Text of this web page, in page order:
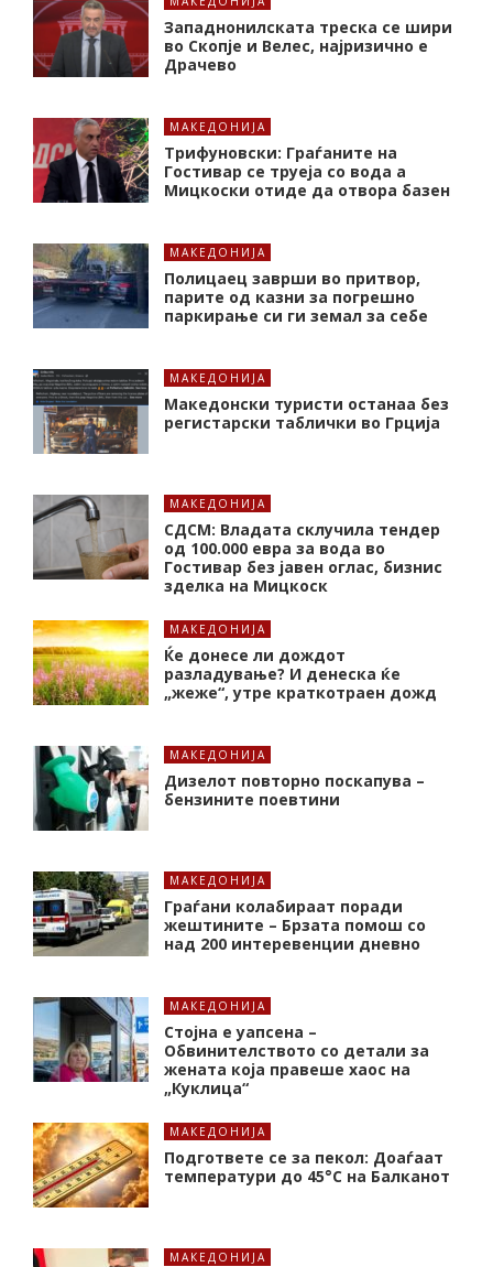
Западнонилската треска се шири
во Скопје и Велес, најризично е
Драчево
МАКЕДОНИЈА
Трифуновски: Граѓаните на
Гостивар се труеја со вода а
Мицкоски отиде да отвора базен
МАКЕДОНИЈА
Полицаец заврши во притвор,
парите од казни за погрешно
паркирање си ги земал за себе
МАКЕДОНИЈА
Македонски туристи останаа без
регистарски таблички во Грција
МАКЕДОНИЈА
СДСМ: Владата склучила тендер
од 100.000 евра за вода во
Гостивар без јавен оглас, бизнис
зделка на Мицкоск
МАКЕДОНИЈА
Ќе донесе ли дождот
разладување? И денеска ќе
„жеже“, утре краткотраен дожд
МАКЕДОНИЈА
Дизелот повторно поскапува –
бензините поевтини
МАКЕДОНИЈА
Граѓани колабираат поради
жештините – Брзата помош со
над 200 интеревенции дневно
МАКЕДОНИЈА
Стојна е уапсена –
Обвинителството со детали за
жената која правеше хаос на
„Куклица“
МАКЕДОНИЈА
Подгответе се за пекол: Доаѓаат
температури до 45°C на Балканот
МАКЕДОНИЈА